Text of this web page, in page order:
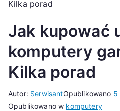
Jak kupować
komputery
Kilka porad
Autor: SerwisantOpublikowano 5
Opublikowano w komputery